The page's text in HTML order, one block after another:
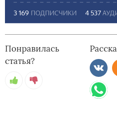
Понравилась
статья?